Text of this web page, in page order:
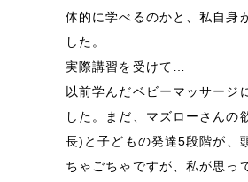
体的に学べるのかと、私自身
した。
実際講習を受けて…
以前学んだベビーマッサージ
した。まだ、マズローさんの
長)と子どもの発達5段階が、
ちゃごちゃですが、私が思っ